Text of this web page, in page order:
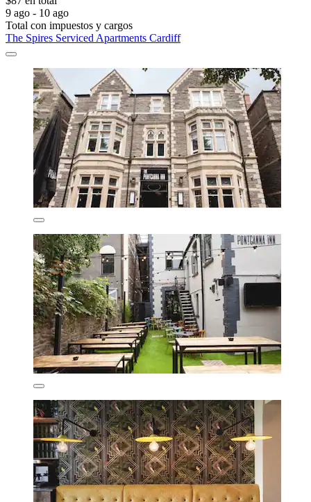
9 ago - 10 ago
Total con impuestos y cargos
The Spires Serviced Apartments Cardiff